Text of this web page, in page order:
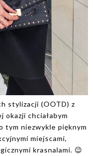
stylizacji (OOTD) z
okazji chciałabym
tym niezwykle pięknym
miejscami,
krasnalami. 😉